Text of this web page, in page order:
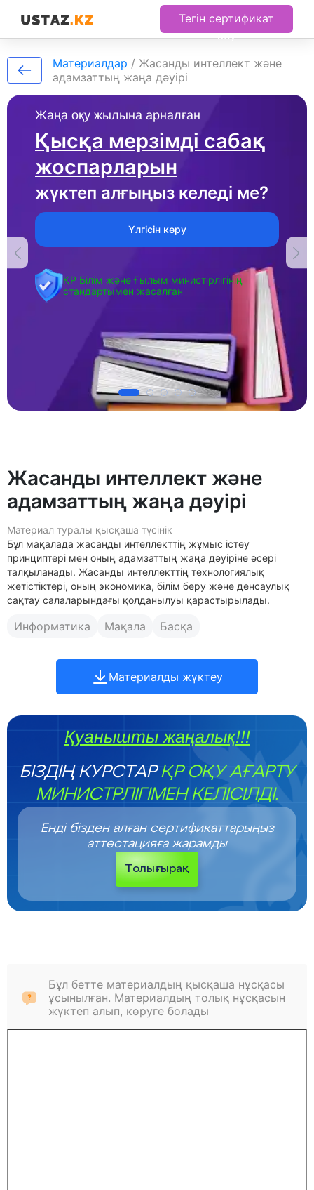
Тегін сертификат
алу
Жаңа оқу жылына арналған
Қысқа мерзімді сабақ
жоспарларын
жүктеп алғыңыз келеді ме?
Үлгісін көру
ҚР Білім және Ғылым министірлігінің
стандартымен жасалған
Материалдар / Жасанды интеллект және
адамзаттың жаңа дәуірі
Жасанды интеллект және
адамзаттың жаңа дәуірі
Материал туралы қысқаша түсінік
Бұл мақалада жасанды интеллекттің жұмыс істеу
принциптері мен оның адамзаттың жаңа дәуіріне әсері
талқыланады. Жасанды интеллекттің технологиялық
жетістіктері, оның экономика, білім беру және денсаулық
сақтау салаларындағы қолданылуы қарастырылады.
Информатика Мақала Басқа
Материалды жүктеу
Қуанышты жаңалық!!!
БІЗДІҢ КУРСТАРҚР ОҚУ АҒАРТУ
МИНИСТРЛІГІМЕН КЕЛІСІЛДІ.
Енді бізден алған сертификаттарыңыз
аттестацияға жарамды
Толығырақ
Бұл бетте материалдың қысқаша нұсқасы
ұсынылған. Материалдың толық нұсқасын
жүктеп алып, көруге болады